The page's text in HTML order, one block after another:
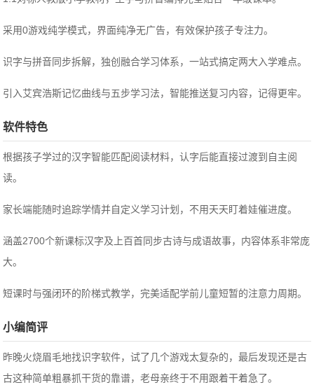
采用0游戏纯学模式，界面纯净无广告，有效保护孩子专注力。
识字与拼音同步拆解，独创融合学习体系，一站式搞定两大入学难点。
引入艾宾浩斯记忆曲线与五步学习法，智能推送复习内容，记得更牢。
软件特色
根据孩子学过的汉字智能匹配阅读材料，认字后能直接过渡到自主阅
读。
家长端能随时追踪学情并自定义学习计划，不用天天盯着娃催进度。
涵盖2700个新课标汉字及上百首同步古诗与成语故事，内容体系非常庞
大。
短课时与强闭环的阶梯式教学，完美适配学前儿童短暂的注意力周期。
小编简评
昨晚火烧眉毛地找识字软件，试了几个游戏太复杂的，最后发现还是古
古这种简单粗暴抓干货的靠谱，老母亲终于不用跟着干着急了。